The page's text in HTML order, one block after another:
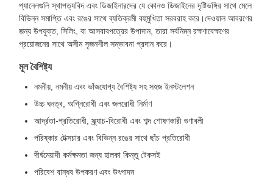
প্যানেলগুলি স্থাপত্যবিদ এবং ডিজাইনারদের যে কোনও ডিজাইনের দৃষ্টিভঙ্গির সাথে মেলে
বিভিন্ন সমাপ্তি এবং রঙের সাথে ব্যতিক্রমী বহুমুখিতা সরবরাহ করে।দেওয়াল আবরণের
জন্য উপযুক্ত, সিলিং, বা আসবাবপত্রের উপাদান, তারা সর্বনিম্ন রক্ষণাবেক্ষণের
প্রয়োজনের সাথে অসীম সৃজনশীল সম্ভাবনা প্রদান করে।
মূল বৈশিষ্ট্য
নমনীয়, নমনীয় এবং ভাঁজযোগ্য বৈশিষ্ট্য সহ সহজ ইনস্টলেশন
উচ্চ ঘনত্ব, অগ্নিরোধী এবং জলরোধী নির্মাণ
আর্দ্রতা-প্রতিরোধী, স্ক্র্যাচ-বিরোধী এবং শব্দ শোষণকারী গুণাবলী
পরিষ্কার টেক্সচার এবং বিভিন্ন রঙের সাথে ছাঁচ প্রতিরোধী
দীর্ঘমেয়াদী কর্মক্ষমতা জন্য হালকা কিন্তু টেকসই
পরিবেশ বান্ধব উপকরণ এবং উৎপাদন